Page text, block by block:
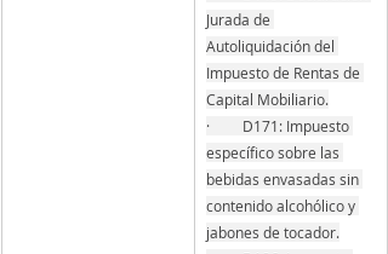
Jurada de
Autoliquidación del
Impuesto de Rentas de
Capital Mobiliario.
·         D171: Impuesto
específico sobre las
bebidas envasadas sin
contenido alcohólico y
jabones de tocador.